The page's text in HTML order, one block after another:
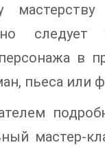
мастерству
следует
в
пьеса или
мастер-